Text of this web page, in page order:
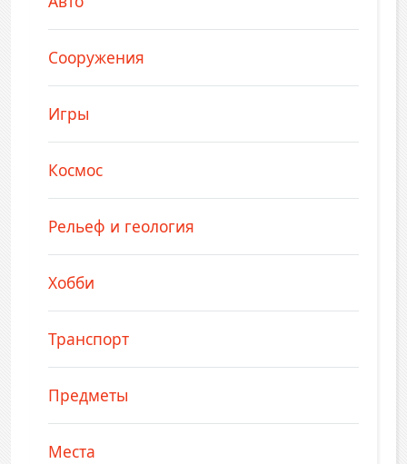
Сооружения
Игры
Космос
Рельеф и геология
Хобби
Транспорт
Предметы
Места